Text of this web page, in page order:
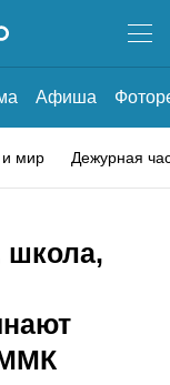
Афиша
и мир Дежурная
школа,
ММК